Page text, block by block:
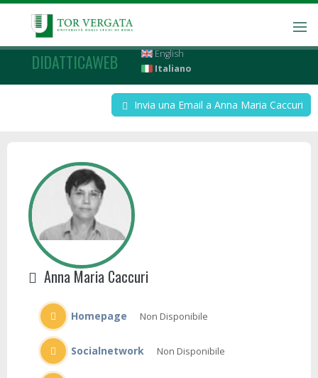
DIDATTICAWEB
English
Italiano
Invia una Email a Anna Maria Caccuri
Anna Maria Caccuri
Homepage Non Disponibile
Socialnetwork Non Disponibile